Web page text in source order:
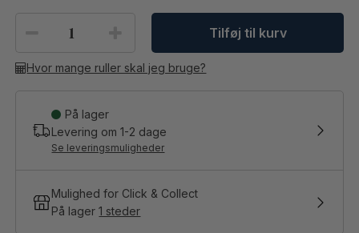
Tilføj til kurv
Hvor mange ruller skal jeg bruge?
På lager
Levering om1-2 dage
Se leveringsmuligheder
Mulighed for Click & Collect
På lager1 steder